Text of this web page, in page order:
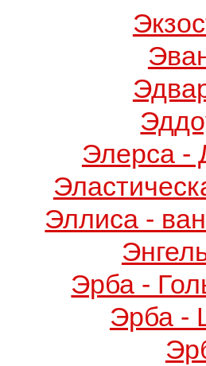
Элерса -
Эллиса -
Эрба -
Эрба -